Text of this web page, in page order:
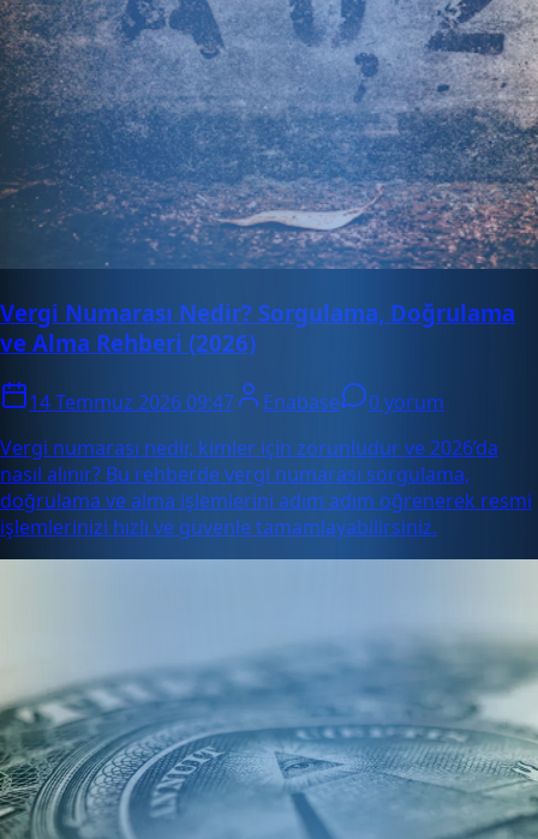
Vergi Numarası Nedir? Sorgulama, Doğrulama
ve Alma Rehberi (2026)
14 Temmuz 2026 09:47 Enabase
0 yorum
Vergi numarası nedir, kimler için zorunludur ve 2026’da
nasıl alınır? Bu rehberde vergi numarası sorgulama,
doğrulama ve alma işlemlerini adım adım öğrenerek resmi
işlemlerinizi hızlı ve güvenle tamamlayabilirsiniz.